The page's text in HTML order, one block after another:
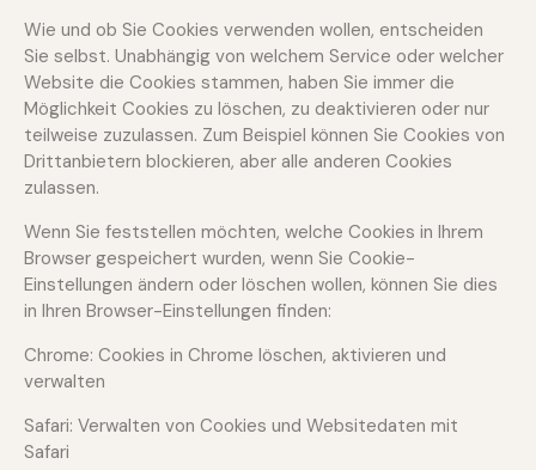
Wie und ob Sie Cookies verwenden wollen, entscheiden
Sie selbst. Unabhängig von welchem Service oder welcher
Website die Cookies stammen, haben Sie immer die
Möglichkeit Cookies zu löschen, zu deaktivieren oder nur
teilweise zuzulassen. Zum Beispiel können Sie Cookies von
Drittanbietern blockieren, aber alle anderen Cookies
zulassen.
Wenn Sie feststellen möchten, welche Cookies in Ihrem
Browser gespeichert wurden, wenn Sie Cookie-
Einstellungen ändern oder löschen wollen, können Sie dies
in Ihren Browser-Einstellungen finden:
Chrome: Cookies in Chrome löschen, aktivieren und
verwalten
Safari: Verwalten von Cookies und Websitedaten mit
Safari